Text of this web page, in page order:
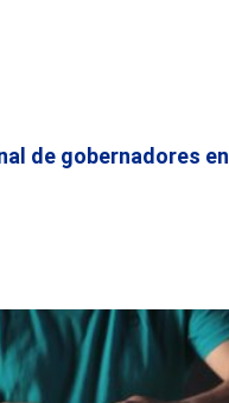
de gobernadores en